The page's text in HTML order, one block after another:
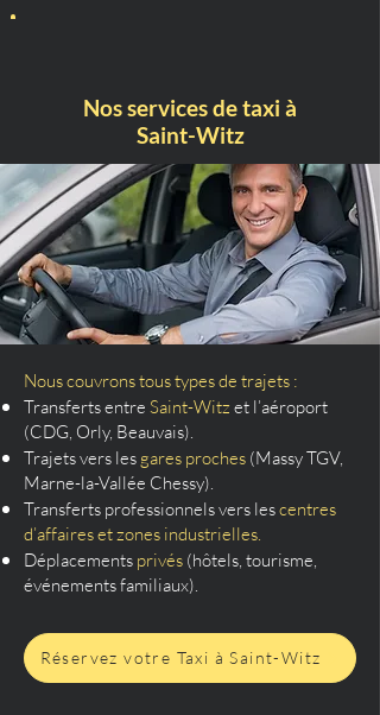
Nos services de taxi à
Saint-Witz
Nous couvrons tous types de trajets :
Transferts entre Saint-Witz et l’aéroport
(CDG, Orly, Beauvais).
Trajets vers les gares proches (Massy TGV,
Marne-la-Vallée Chessy).
Transferts professionnels vers lescentres
d’affaires et zones industrielles.
Déplacements privés (hôtels, tourisme,
événements familiaux).
Réservez votre Taxi à Saint-Witz